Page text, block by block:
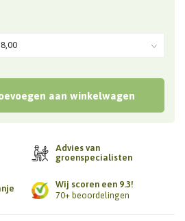
aan winkelwagen
Advies van
groenspecialisten
Wij scoren een 9.3!
70+ beoordelingen